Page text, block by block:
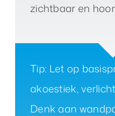
zichtbaar en
Tip: Let op
akoestiek,
Denk aan